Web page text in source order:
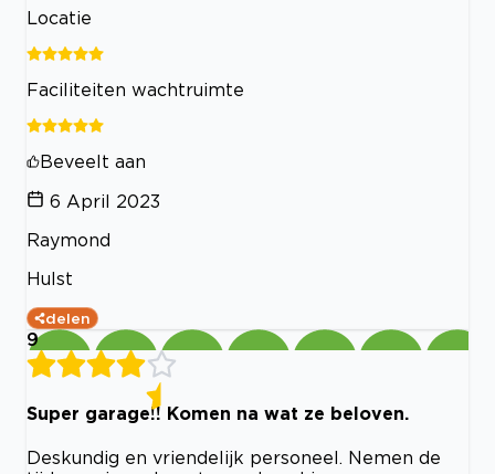
Locatie
Faciliteiten wachtruimte
Beveelt aan
6 April 2023
Raymond
Hulst
delen
9
Super garage!! Komen na wat ze beloven.
Deskundig en vriendelijk personeel. Nemen de